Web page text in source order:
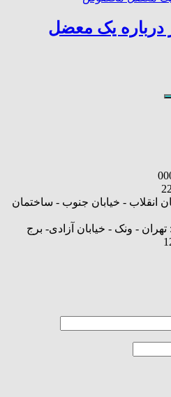
درباره یک معضل
انقلاب - خیابان جنوب - ساختمان
- ونک - خیابان آزادی- برج